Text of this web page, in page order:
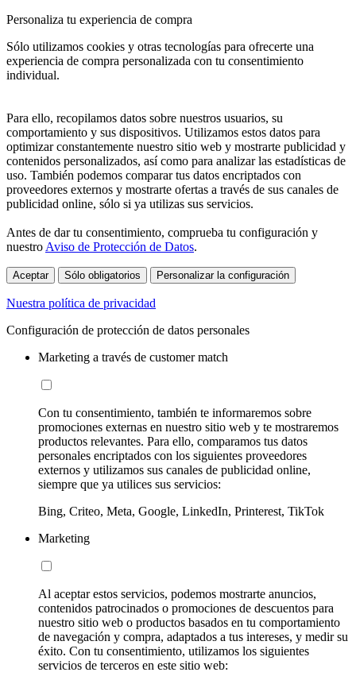
Personaliza tu experiencia de compra
Sólo utilizamos cookies y otras tecnologías para ofrecerte una
experiencia de compra personalizada con tu consentimiento
individual.
Para ello, recopilamos datos sobre nuestros usuarios, su
comportamiento y sus dispositivos. Utilizamos estos datos para
optimizar constantemente nuestro sitio web y mostrarte publicidad y
contenidos personalizados, así como para analizar las estadísticas de
uso. También podemos comparar tus datos encriptados con
proveedores externos y mostrarte ofertas a través de sus canales de
publicidad online, sólo si ya utilizas sus servicios.
Antes de dar tu consentimiento, comprueba tu configuración y
nuestro Aviso de Protección de Datos.
Aceptar Sólo obligatorios Personalizar la configuración
Nuestra política de privacidad
Configuración de protección de datos personales
Marketing a través de customer match
Con tu consentimiento, también te informaremos sobre
promociones externas en nuestro sitio web y te mostraremos
productos relevantes. Para ello, comparamos tus datos
personales encriptados con los siguientes proveedores
externos y utilizamos sus canales de publicidad online,
siempre que ya utilices sus servicios:
Bing, Criteo, Meta, Google, LinkedIn, Printerest, TikTok
Marketing
Al aceptar estos servicios, podemos mostrarte anuncios,
contenidos patrocinados o promociones de descuentos para
nuestro sitio web o productos basados en tu comportamiento
de navegación y compra, adaptados a tus intereses, y medir su
éxito. Con tu consentimiento, utilizamos los siguientes
servicios de terceros en este sitio web: